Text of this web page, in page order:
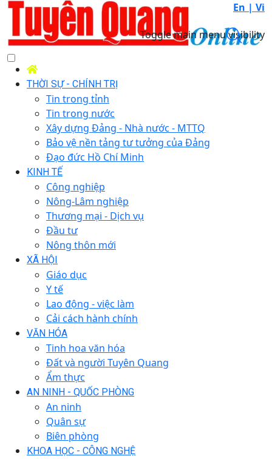
En | Vi
Toggle main menu visibility
THỜI SỰ - CHÍNH TRỊ
Tin trong tỉnh
Tin trong nước
Xây dựng Đảng - Nhà nước - MTTQ
Bảo vệ nền tảng tư tưởng của Đảng
Đạo đức Hồ Chí Minh
KINH TẾ
Công nghiệp
Nông-Lâm nghiệp
Thương mại - Dịch vụ
Đầu tư
Nông thôn mới
XÃ HỘI
Giáo dục
Y tế
Lao động - việc làm
Cải cách hành chính
VĂN HÓA
Tinh hoa văn hóa
Đất và người Tuyên Quang
Ẩm thực
AN NINH - QUỐC PHÒNG
An ninh
Quân sự
Biên phòng
KHOA HỌC - CÔNG NGHỆ